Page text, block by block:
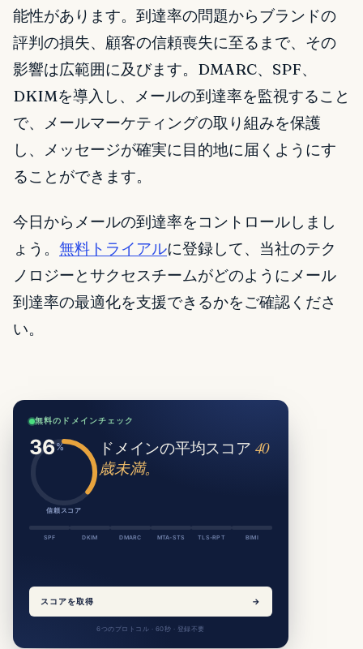
能性があります。到達率の問題からブランドの
評判の損失、顧客の信頼喪失に至るまで、その
影響は広範囲に及びます。DMARC、SPF、
DKIMを導入し、メールの到達率を監視すること
で、メールマーケティングの取り組みを保護
し、メッセージが確実に目的地に届くようにす
ることができます。
今日からメールの到達率をコントロールしまし
ょう。 無料トライアルに登録して、当社のテク
ノロジーとサクセスチームがどのようにメール
到達率の最適化を支援できるかをご確認くださ
い。
無料のドメインチェック
信頼スコア
ドメインの平均スコア 40
歳未満。
SPF DKIM DMARC MTA-STS TLS-RPT BIMI
スコアを取得 →
6つのプロトコル · 60秒 · 登録不要